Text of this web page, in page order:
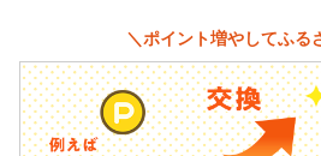
＼ポイント増やしてふる